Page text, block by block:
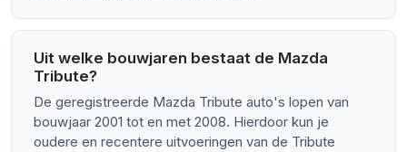
Uit welke bouwjaren bestaat de Mazda
Tribute?
De geregistreerde Mazda Tribute auto's lopen van
bouwjaar 2001 tot en met 2008. Hierdoor kun je
oudere en recentere uitvoeringen van de Tribute